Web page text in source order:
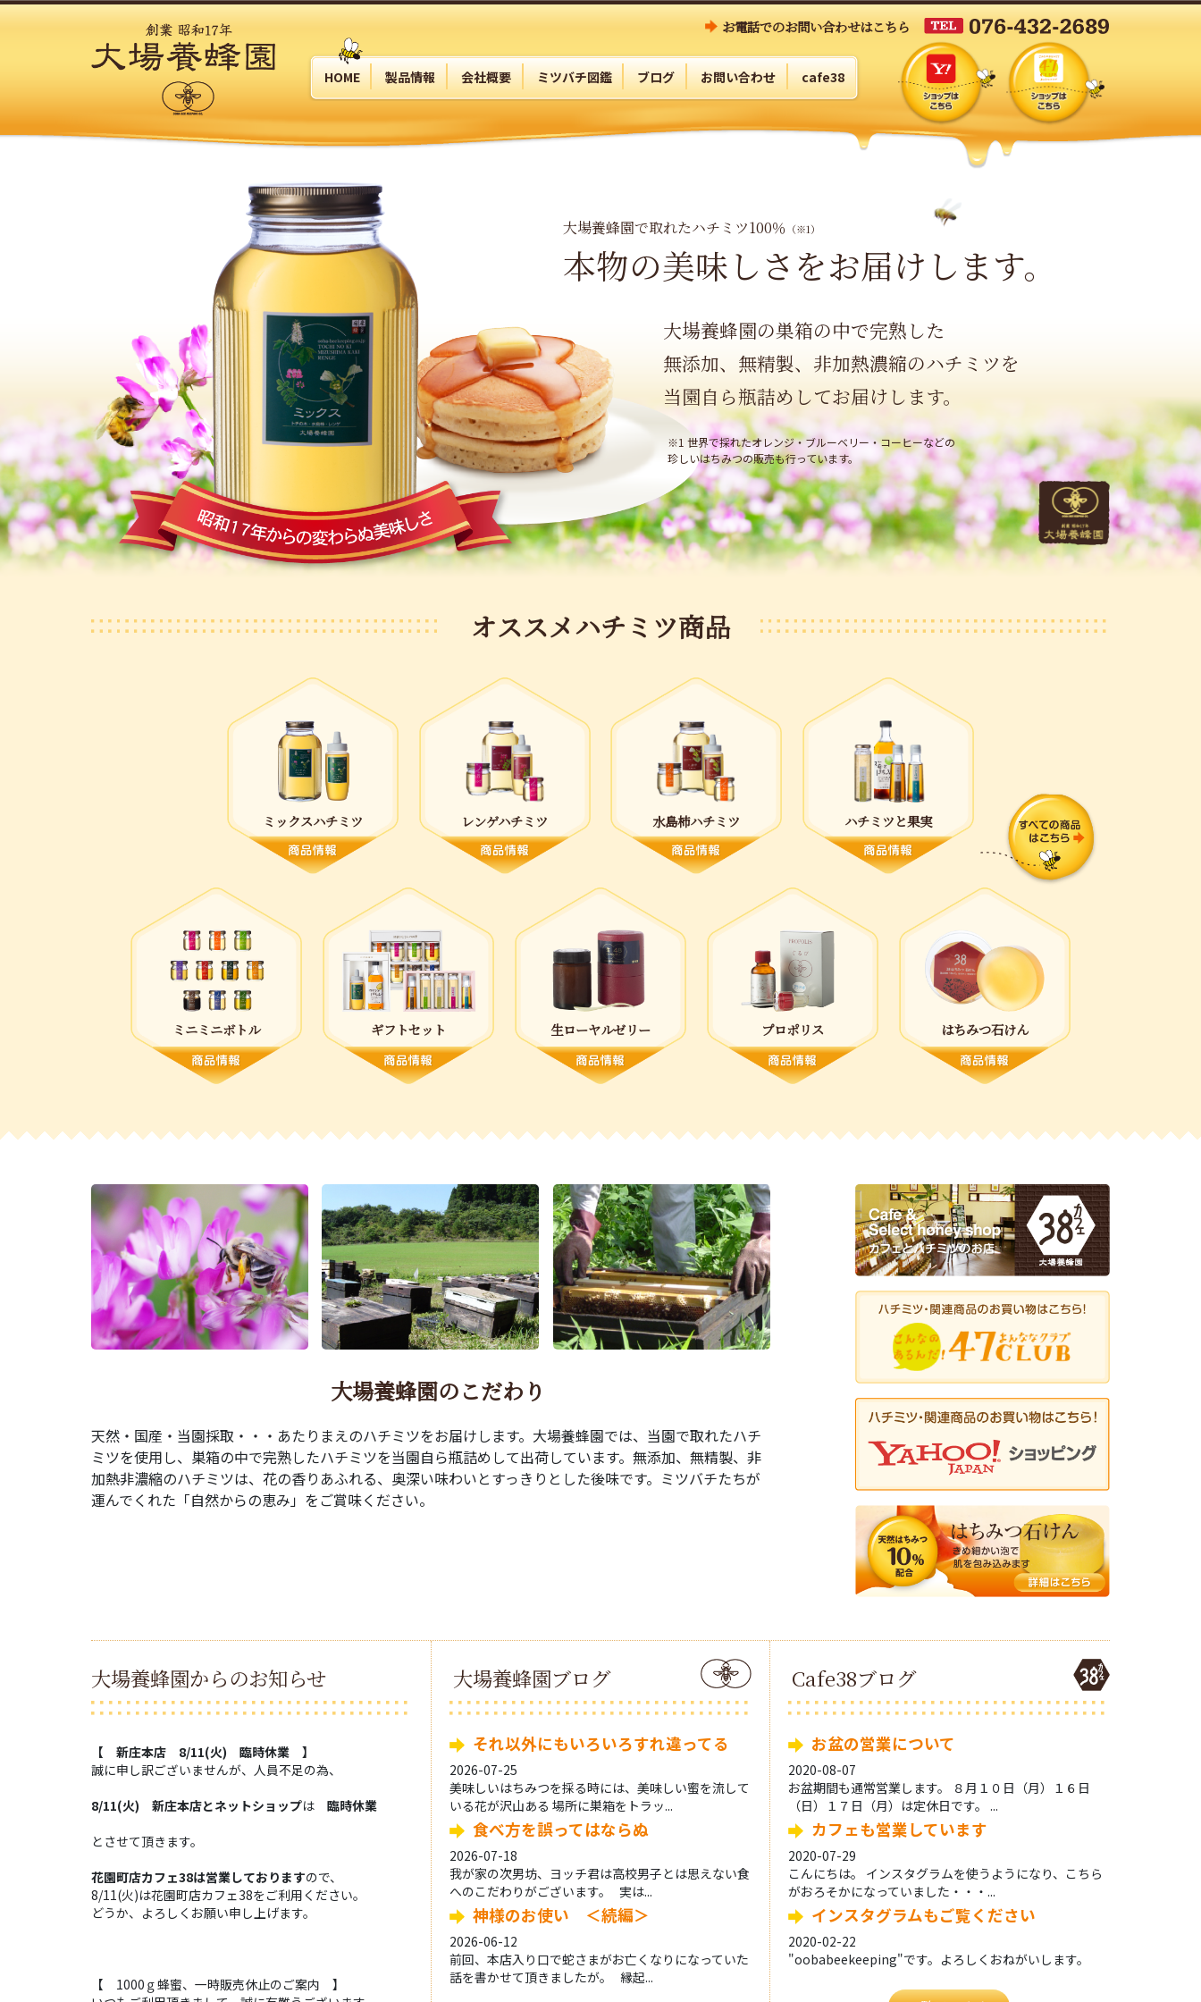
HOME 製品情報 会社概要 ミツバチ図鑑 ブログ お問い合わせ cafe38
お電話でのお問い合わせはこちら
大場養蜂園で取れたハチミツ100％ （※1）
本物の美味しさをお届けします。
大場養蜂園の巣箱の中で完熟した
無添加、無精製、非加熱濃縮のハチミツを
当園自ら瓶詰めしてお届けします。
※1 世界で採れたオレンジ・ブルーベリー・コーヒーなどの
珍しいはちみつの販売も行っています。
オススメハチミツ商品
ミックスハチミツ レンゲハチミツ 水島柿ハチミツ ハチミツと果実
ミニミニボトル ギフトセット 生ローヤルゼリー プロポリス はちみつ石けん
大場養蜂園のこだわり
天然・国産・当園採取・・・あたりまえのハチミツをお届けします。大場養蜂園では、当園で取れたハチ
ミツを使用し、巣箱の中で完熟したハチミツを当園自ら瓶詰めして出荷しています。無添加、無精製、非
加熱非濃縮のハチミツは、花の香りあふれる、奥深い味わいとすっきりとした後味です。ミツバチたちが
運んでくれた「自然からの恵み」をご賞味ください。
大場養蜂園からのお知らせ
【 新庄本店 8/11(火) 臨時休業 】
誠に申し訳ございませんが、人員不足の為、
8/11(火) 新庄本店とネットショップは 臨時休業
とさせて頂きます。
花園町店カフェ38は営業しておりますので、
8/11(火)は花園町店カフェ38をご利用ください。
どうか、よろしくお願い申し上げます。
【 1000ｇ蜂蜜、一時販売休止のご案内 】
大場養蜂園ブログ
それ以外にもいろいろすれ違ってる
2026-07-25
美味しいはちみつを採る時には、美味しい蜜を流して
いる花が沢山ある 場所に巣箱をトラッ...
食べ方を誤ってはならぬ
2026-07-18
我が家の次男坊、ヨッチ君は高校男子とは思えない食
へのこだわりがございます。 実は...
神様のお使い ＜続編＞
2026-06-12
前回、本店入り口で蛇さまがお亡くなりになっていた
話を書かせて頂きましたが。 縁起...
Cafe38ブログ
お盆の営業について
2020-08-07
お盆期間も通常営業します。 ８月１０日（月）１６日
（日）１７日（月）は定休日です。 ...
カフェも営業しています
2020-07-29
こんにちは。 インスタグラムを使うようになり、こちら
がおろそかになっていました・・・...
インスタグラムもご覧ください
2020-02-22
"oobabeekeeping"です。よろしくおねがいします。